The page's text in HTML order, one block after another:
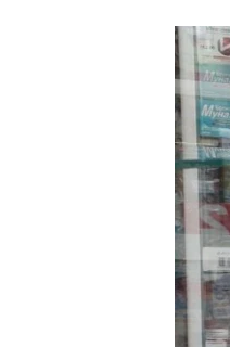
КРЫМ.НЕПОКОРЕННЫЙ
УКРАИНСКАЯ ПРОБЛЕМА